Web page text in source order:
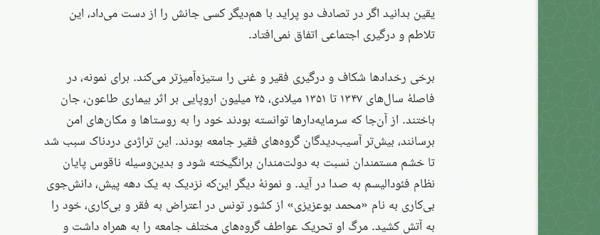
یقین بدانید اگر در تصادف دو پراید با هم‌دیگر کسی جانش را از دست می‌داد، این
تلاطم و درگیری اجتماعی اتفاق نمی‌افتاد.
برخی رخدادها شکاف و درگیری فقیر و غنی را ستیزه‌آمیزتر می‌کند. برای نمونه، در
فاصلهٔ سال‌های ۱۳۴۷ تا ۱۳۵۱ میلادی، ۲۵ میلیون اروپایی بر اثر بیماری طاعون، جان
باختند. از آن‌جا که سرمایه‌دارها توانسته بودند خود را به روستاها و مکان‌های امن
برسانند، بیش‌تر آسیب‌دیدگان گروه‌های فقیر جامعه بودند. این تراژدی دردناک سبب شد
تا خشم مستمندان نسبت به دولت‌مندان برانگیخته شود و بدین‌وسیله ناقوس پایان
نظام فئودالیسم به صدا در آید. و نمونهٔ دیگر این‌که نزدیک به یک دهه پیش، دانش‌جوی
بی‌کاری به نام «محمد بوعزیزی» از کشور تونس در اعتراض به فقر و بی‌کاری، خود را
به آتش کشید. مرگ او تحریک عواطف گروه‌های مختلف جامعه را به همراه داشت و